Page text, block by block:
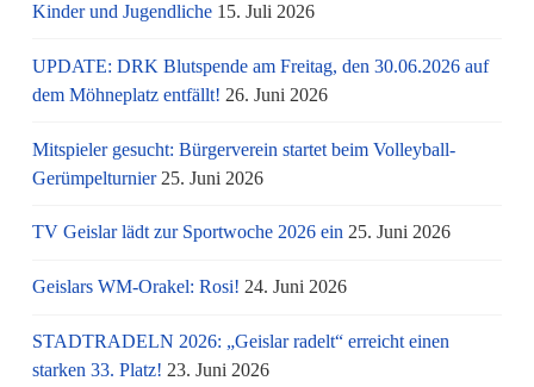
Kinder und Jugendliche 15. Juli 2026
UPDATE: DRK Blutspende am Freitag, den 30.06.2026 auf
dem Möhneplatz entfällt! 26. Juni 2026
Mitspieler gesucht: Bürgerverein startet beim Volleyball-
Gerümpelturnier 25. Juni 2026
TV Geislar lädt zur Sportwoche 2026 ein 25. Juni 2026
Geislars WM-Orakel: Rosi! 24. Juni 2026
STADTRADELN 2026: „Geislar radelt“ erreicht einen
starken 33. Platz! 23. Juni 2026